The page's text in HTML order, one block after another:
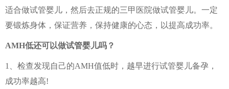
适合做试管婴儿，然后去正规的三甲医院做试管婴儿。一定
要锻炼身体，保证营养，保持健康的心态，以提高成功率。
AMH低还可以做试管婴儿吗？
1、检查发现自己的AMH值低时，越早进行试管婴儿备孕，
成功率越高!